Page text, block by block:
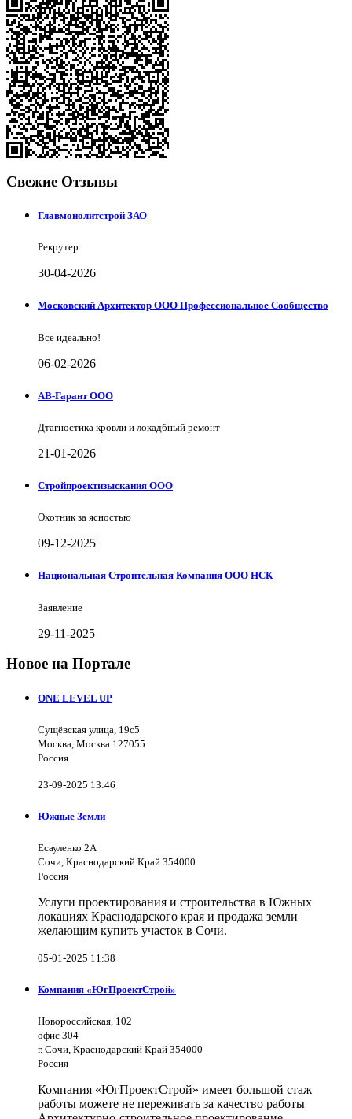
Свежие Отзывы
Главмонолитстрой ЗАО
Рекрутер
30-04-2026
Московский Архитектор ООО Профессиональное Сообщество
Все идеально!
06-02-2026
АВ-Гарант ООО
Дтагностика кровли и локадбный ремонт
21-01-2026
Стройпроектизыскания ООО
Охотник за ясностью
09-12-2025
Национальная Строительная Компания ООО НСК
Заявление
29-11-2025
Новое на Портале
ONE LEVEL UP
Сущёвская улица, 19с5
Москва, Москва 127055
Россия
23-09-2025 13:46
Южные Земли
Есауленко 2А
Сочи, Краснодарский Край 354000
Россия
Услуги проектирования и строительства в Южных
локациях Краснодарского края и продажа земли
желающим купить участок в Сочи.
05-01-2025 11:38
Компания «ЮгПроектСтрой»
Новороссийская, 102
офис 304
г. Сочи, Краснодарский Край 354000
Россия
Компания «ЮгПроектСтрой» имеет большой стаж
работы можете не переживать за качество работы